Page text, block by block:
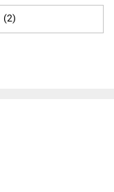
(2)